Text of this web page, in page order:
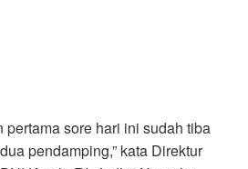
pertama sore hari ini sudah tiba
pendamping,” kata Direktur